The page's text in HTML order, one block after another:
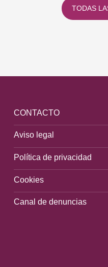
TODAS
CONTACTO
Aviso legal
Política de privacidad
Cookies
Canal de denuncias